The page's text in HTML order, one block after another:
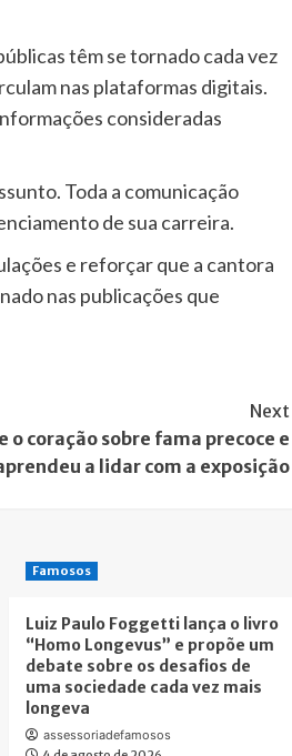
têm se tornado cada vez
nas plataformas digitais.
consideradas
Toda a comunicação
de sua carreira.
e reforçar que a cantora
nas publicações que
Next
o coração sobre fama precoce e
a lidar com a exposição
Famosos
Luiz Paulo Foggetti lança o livro
“Homo Longevus” e propõe um
debate sobre os desafios de
uma sociedade cada vez mais
longeva
assessoriadefamosos